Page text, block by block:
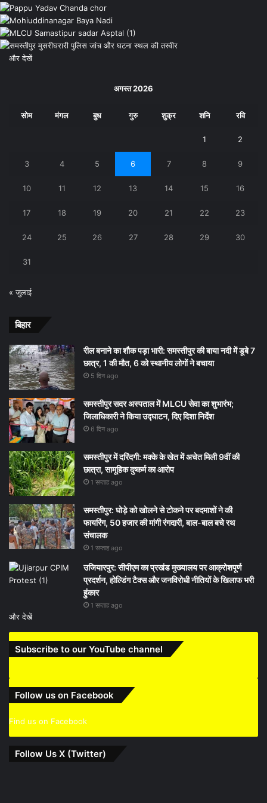
और देखें
अगस्त 2026
सोम मंगल बुध गुरु शुक्र शनि रवि
1 2
3 4 5 6 7 8 9
10 11 12 13 14 15 16
17 18 19 20 21 22 23
24 25 26 27 28 29 30
31
« जुलाई
बिहार
रील बनाने का शौक पड़ा भारी: समस्तीपुर की बाया नदी में डूबे 7
छात्र, 1 की मौत, 6 को स्थानीय लोगों ने बचाया
5 दिन ago
समस्तीपुर सदर अस्पताल में MLCU सेवा का शुभारंभ;
जिलाधिकारी ने किया उद्घाटन, दिए दिशा निर्देश
6 दिन ago
समस्तीपुर में दरिंदगी: मक्के के खेत में अचेत मिली 9वीं की
छात्रा, सामूहिक दुष्कर्म का आरोप
1 सप्ताह ago
समस्तीपुर: घोड़े को खोलने से टोकने पर बदमाशों ने की
फायरिंग, 50 हजार की मांगी रंगदारी, बाल-बाल बचे रथ
संचालक
1 सप्ताह ago
उजियारपुर: सीपीएम का प्रखंड मुख्यालय पर आक्रोशपूर्ण
प्रदर्शन, होल्डिंग टैक्स और जनविरोधी नीतियों के खिलाफ भरी
हुंकार
1 सप्ताह ago
और देखें
Subscribe to our YouTube channel
Follow us on Facebook
Find us on Facebook
Follow Us X (Twitter)